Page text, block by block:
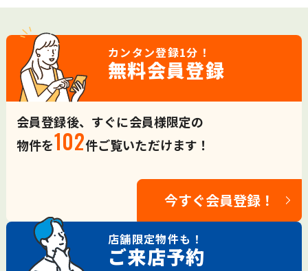
カンタン登録1分！
無料会員登録
会員登録後、すぐに会員様限定の
物件を102件ご覧いただけます！
今すぐ会員登録！
店舗限定物件も！
ご来店予約